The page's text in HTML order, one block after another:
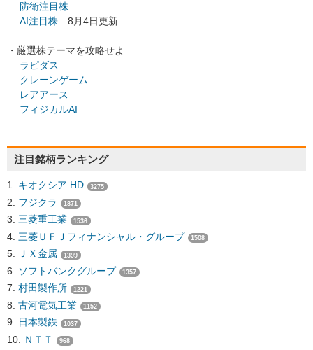
防衛注目株
AI注目株 8月4日更新
・厳選株テーマを攻略せよ
ラピダス
クレーンゲーム
レアアース
フィジカルAI
注目銘柄ランキング
キオクシア HD 3275
フジクラ 1871
三菱重工業 1536
三菱ＵＦＪフィナンシャル・グループ 1508
ＪＸ金属 1399
ソフトバンクグループ 1357
村田製作所 1221
古河電気工業 1152
日本製鉄 1037
ＮＴＴ 968